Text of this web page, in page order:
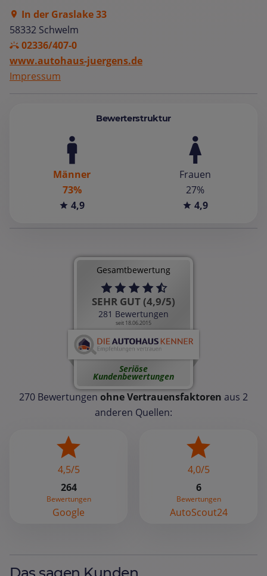
In der Graslake 33
58332 Schwelm
02336/407-0
www.autohaus-juergens.de
Impressum
Bewerterstruktur
Männer
73%
4,9
Frauen
27%
4,9
Gesamtbewertung
SEHR GUT (4,9/5)
281 Bewertungen
seit 18.06.2015
Seriöse
Kundenbewertungen
270 Bewertungen ohne Vertrauensfaktoren aus 2
anderen Quellen:
4,5/5
264
Bewertungen
Google
4,0/5
6
Bewertungen
AutoScout24
Das sagen Kunden